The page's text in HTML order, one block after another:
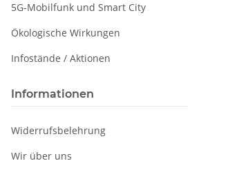
5G-Mobilfunk und Smart City
Ökologische Wirkungen
Infostände / Aktionen
Informationen
Widerrufsbelehrung
Wir über uns